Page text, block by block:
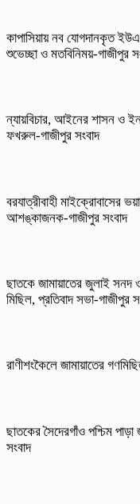
কাপাসিয়ায় নব যোগদানকৃত
শুভেচ্ছা ও মতবিনিময়-গাজীপুর
ন্যায়বিচার, আইনের শাসন ও
ফখরুল-গাজীপুর সংবাদ
বরযাত্রীবাহী মাইক্রোবাসের
আশঙ্কাজনক-গাজীপুর সংবাদ
ছাতকে জামায়াতের জুলাই সনদ
মিছিল, প্রতিবাদ সভা-গাজীপুর
রাণীশংকৈলে জামায়াতের
ছাতকের সৈদেরগাঁও পশ্চিম পাড়া
সংবাদ